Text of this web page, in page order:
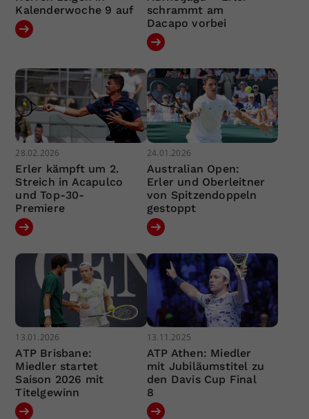
Kalenderwoche 9 auf
schrammt am
Dacapo vorbei
28.02.2026
Erler kämpft um 2.
Streich in Acapulco
und Top-30-
Premiere
24.01.2026
Australian Open:
Erler und Oberleitner
von Spitzendoppeln
gestoppt
13.01.2026
ATP Brisbane:
Miedler startet
Saison 2026 mit
Titelgewinn
13.11.2025
ATP Athen: Miedler
mit Jubiläumstitel zu
den Davis Cup Final
8